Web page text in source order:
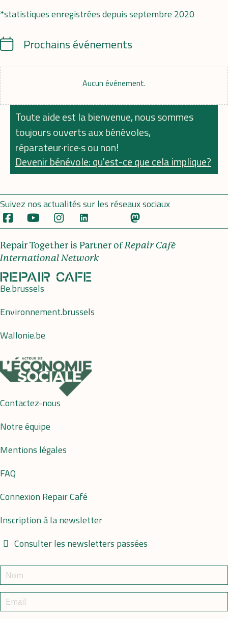
*statistiques enregistrées depuis septembre 2020
CalendrierProchains événements
Aucun événement.
Toute aide est la bienvenue, nous sommes
toujours ouverts aux bénévoles,
réparateur·rice·s ou non!
Devenir bénévole: qu'est-ce que cela implique?
Suivez nos actualités sur les réseaux sociaux
Repair Together is Partner ofRepair Café
International Network
Be.brussels
Environnement.brussels
Wallonie.be
Contactez-nous
Notre équipe
Mentions légales
FAQ
Connexion Repair Café
Inscription à la newsletter
Consulter les newsletters passées